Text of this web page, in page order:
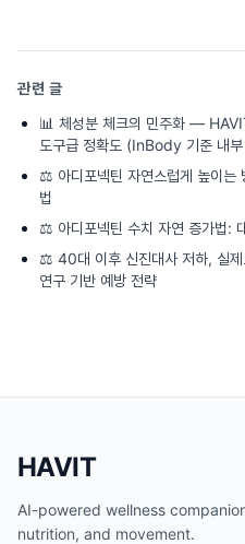
관련 글
📊 체성분 체크의 민주화 —
도구급 정확도 (InBody 기준 내
⚖️ 아디포넥틴 자연스럽게 높이
법
⚖️ 아디포넥틴 수치 자연 증가법:
⚖️ 40대 이후 신진대사 저하, 실
연구 기반 예방 전략
HAVIT
AI-powered wellness
nutrition, and movement.